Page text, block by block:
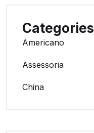
Categories
Americano
Assessoria
China